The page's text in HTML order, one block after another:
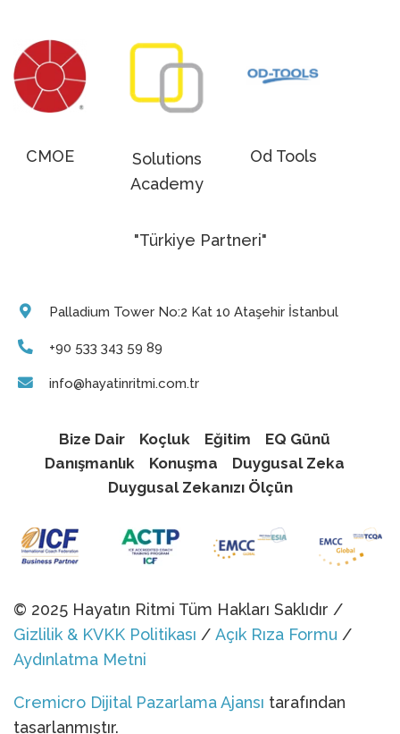
CMOE
Solutions
Academy
Od Tools
"Türkiye Partneri"
Palladium Tower No:2 Kat 10 Ataşehir İstanbul
+90 533 343 59 89
info@hayatinritmi.com.tr
Bize Dair Koçluk Eğitim
EQ Günü
Danışmanlık
Konuşma
Duygusal Zeka
Duygusal Zekanızı Ölçün
© 2025 Hayatın Ritmi Tüm Hakları Saklıdır /
Gizlilik & KVKK Politikası / Açık Rıza Formu /
Aydınlatma Metni
Cremicro Dijital Pazarlama Ajansı tarafından
tasarlanmıştır.